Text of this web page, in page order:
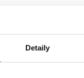
Detaily